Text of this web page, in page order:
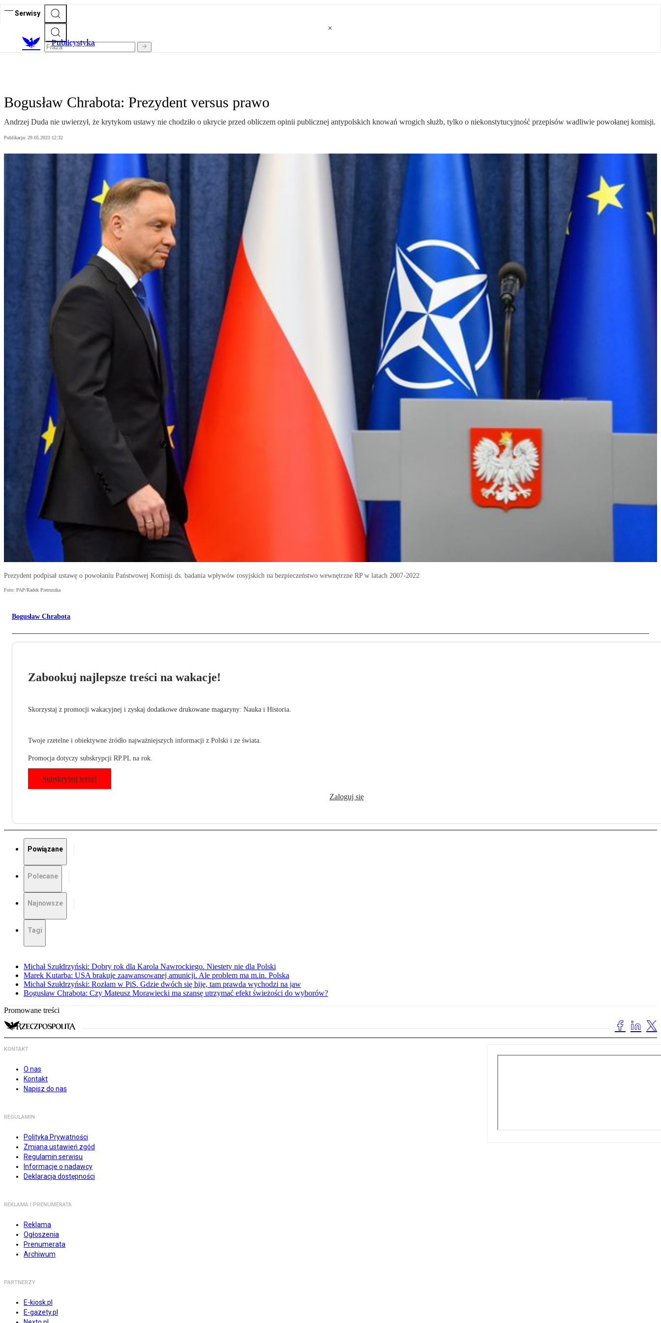
Serwisy
Publicystyka
Bogusław Chrabota: Prezydent versus prawo
Andrzej Duda nie uwierzył, że krytykom ustawy nie chodziło o ukrycie przed obliczem opinii publicznej antypolskich knowań wrogich służb, tylko o niekonstytucyjność przepisów wadliwie powołanej komisji.
Publikacja: 29.05.2023 12:32
Prezydent podpisał ustawę o powołaniu Państwowej Komisji ds. badania wpływów rosyjskich na bezpieczeństwo wewnętrzne RP w latach 2007-2022
Foto: PAP/Radek Pietruszka
Bogusław Chrabota
Zabookuj najlepsze treści na wakacje!
Skorzystaj z promocji wakacyjnej i zyskaj dodatkowe drukowane magazyny: Nauka i Historia.
Twoje rzetelne i obiektywne źródło najważniejszych informacji z Polski i ze świata.
Promocja dotyczy subskrypcji RP.PL na rok.
Subskrybuj teraz!
Zaloguj się
Powiązane
Polecane
Najnowsze
Tagi
Michał Szułdrzyński: Dobry rok dla Karola Nawrockiego. Niestety nie dla Polski
Marek Kutarba: USA brakuje zaawansowanej amunicji. Ale problem ma m.in. Polska
Michał Szułdrzyński: Rozłam w PiS. Gdzie dwóch się bije, tam prawda wychodzi na jaw
Bogusław Chrabota: Czy Mateusz Morawiecki ma szansę utrzymać efekt świeżości do wyborów?
Promowane treści
KONTAKT
O nas
Kontakt
Napisz do nas
REGULAMIN
Polityka Prywatności
Zmiana ustawień zgód
Regulamin serwisu
Informacje o nadawcy
Deklaracja dostępności
REKLAMA I PRENUMERATA
Reklama
Ogłoszenia
Prenumerata
Archiwum
PARTNERZY
E-kiosk.pl
E-gazety.pl